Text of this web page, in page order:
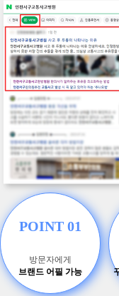
POINT 01
방문자에게
브랜드 어필 가능